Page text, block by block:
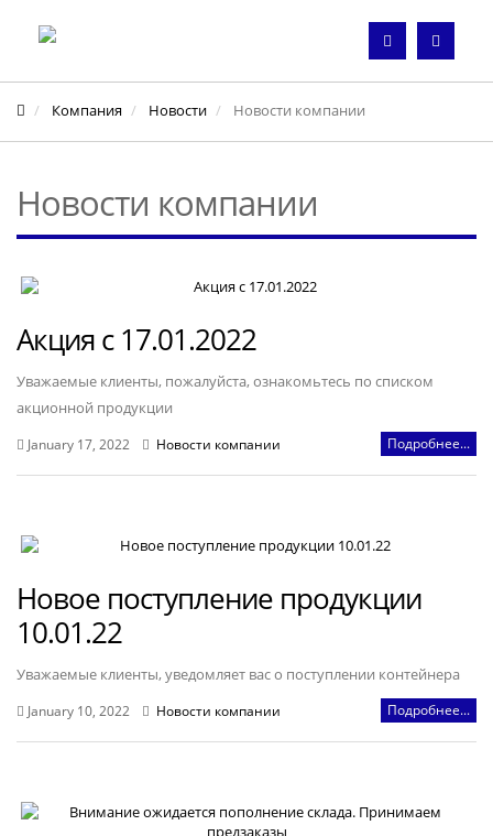
Компания Новости Новости компании
Новости компании
Акция с 17.01.2022
Уважаемые клиенты, пожалуйста, ознакомьтесь по списком
акционной продукции
January 17, 2022 Новости компании Подробнее...
Новое поступление продукции
10.01.22
Уважаемые клиенты, уведомляет вас о поступлении контейнера
January 10, 2022 Новости компании Подробнее...